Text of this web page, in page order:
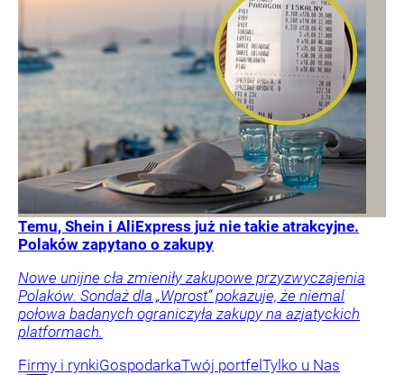
Temu, Shein i AliExpress już nie takie atrakcyjne.
Polaków zapytano o zakupy
Nowe unijne cła zmieniły zakupowe przyzwyczajenia
Polaków. Sondaż dla „Wprost” pokazuje, że niemal
połowa badanych ograniczyła zakupy na azjatyckich
platformach.
Firmy i rynkiGospodarkaTwój portfelTylko u Nas